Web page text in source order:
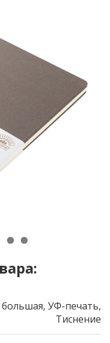
УФ-печать,
Тиснение